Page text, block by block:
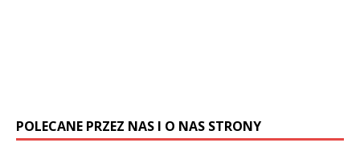
POLECANE PRZEZ NAS I O NAS STRONY